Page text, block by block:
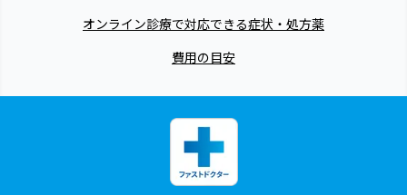
オンライン診療で対応できる症状・処方薬
費用の目安